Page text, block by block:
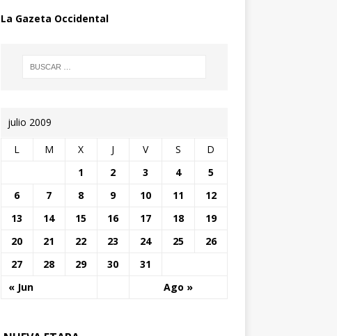
La Gazeta Occidental
julio 2009
L M X J V S D
« Jun Ago »
1 2 3 4
5
6
7 8 9 10 11
12
13
14 15 16 17 18
19
20
21 22 23 24 25
26
27
28 29 30 31